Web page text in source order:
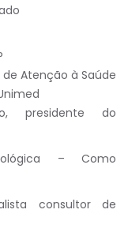
Atenção à Saúde
presidente do
– Como
consultor de